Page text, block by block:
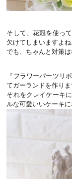
そして、花冠を使っ
欠けてしまいますよね
でも、ちゃんと対策
『フラワーパーツリ
てガーランドを作りま
それをクレイケーキ
ルな可愛いいケーキ